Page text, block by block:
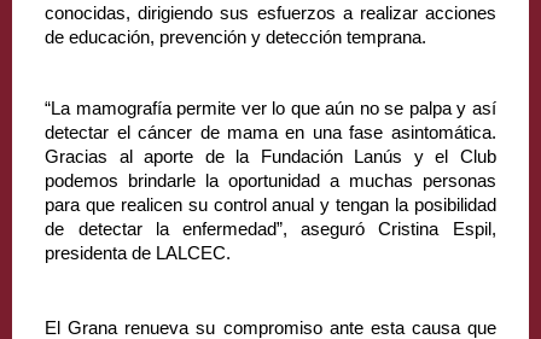
conocidas, dirigiendo sus esfuerzos a realizar acciones
de educación, prevención y detección temprana.
“La mamografía permite ver lo que aún no se palpa y así
detectar el cáncer de mama en una fase asintomática.
Gracias al aporte de la Fundación Lanús y el Club
podemos brindarle la oportunidad a muchas personas
para que realicen su control anual y tengan la posibilidad
de detectar la enfermedad”, aseguró Cristina Espil,
presidenta de LALCEC.
El Grana renueva su compromiso ante esta causa que